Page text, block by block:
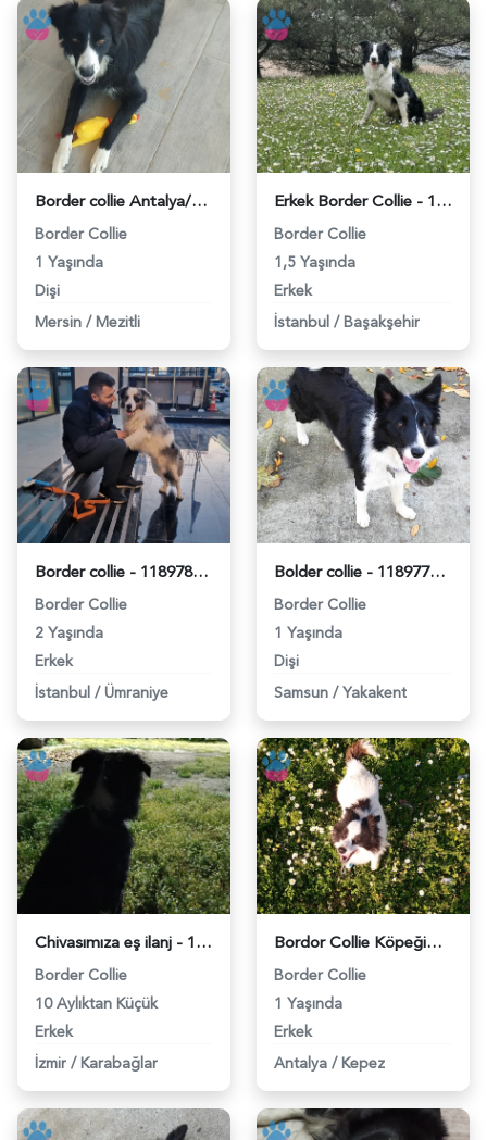
Border collie Antalya/serik - 118979729
Border Collie
1 Yaşında
Dişi
Mersin / Mezitli
Erkek Border Collie - 118979230
Border Collie
1,5 Yaşında
Erkek
İstanbul / Başakşehir
Border collie - 118978897
Border Collie
2 Yaşında
Erkek
İstanbul / Ümraniye
Bolder collie - 118977248
Border Collie
1 Yaşında
Dişi
Samsun / Yakakent
Chivasımıza eş ilanj - 118976715
Border Collie
10 Aylıktan Küçük
Erkek
İzmir / Karabağlar
Bordor Collie Köpeğime Eş Arıyorum - 118975469
Border Collie
1 Yaşında
Erkek
Antalya / Kepez